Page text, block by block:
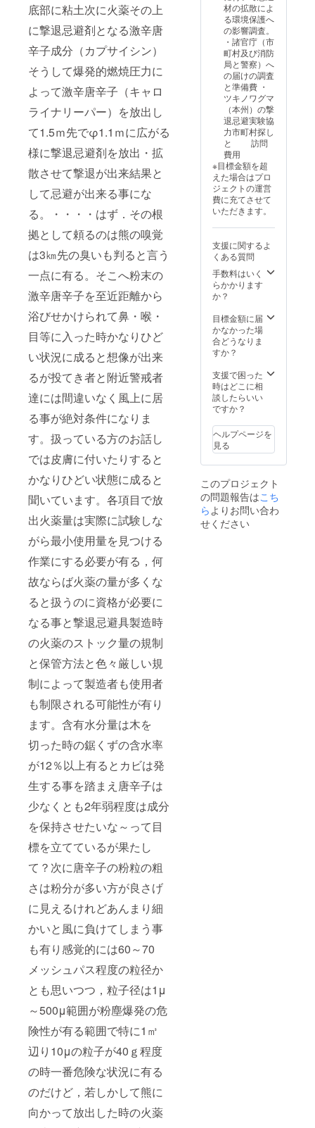
底部に粘土次に火薬その上
に撃退忌避剤となる激辛唐
辛子成分（カプサイシン）
そうして爆発的燃焼圧力に
よって激辛唐辛子（キャロ
ライナリーパー）を放出し
て1.5ｍ先でφ1.1ｍに広がる
様に撃退忌避剤を放出・拡
散させて撃退が出来結果と
して忌避が出来る事にな
る。・・・・はず．その根
拠として頼るのは熊の嗅覚
は3㎞先の臭いも判ると言う
一点に有る。そこへ粉末の
激辛唐辛子を至近距離から
浴びせかけられて鼻・喉・
目等に入った時かなりひど
い状況に成ると想像が出来
るが投てき者と附近警戒者
達には間違いなく風上に居
る事が絶対条件になりま
す。扱っている方のお話し
では皮膚に付いたりすると
かなりひどい状態に成ると
聞いています。各項目で放
出火薬量は実際に試験しな
がら最小使用量を見つける
作業にする必要が有る，何
故ならば火薬の量が多くな
ると扱うのに資格が必要に
なる事と撃退忌避具製造時
の火薬のストック量の規制
と保管方法と色々厳しい規
制によって製造者も使用者
も制限される可能性が有り
ます。含有水分量は木を
切った時の鋸くずの含水率
が12％以上有るとカビは発
生する事を踏まえ唐辛子は
少なくとも2年弱程度は成分
を保持させたいな～って目
標を立てているが果たし
て？次に唐辛子の粉粒の粗
さは粉分が多い方が良さげ
に見えるけれどあんまり細
かいと風に負けてしまう事
も有り感覚的には60～70
メッシュパス程度の粒径か
とも思いつつ，粒子径は1μ
～500μ範囲が粉塵爆発の危
険性が有る範囲で特に1㎥
辺り10μの粒子が40ｇ程度
の時一番危険な状況に有る
のだけど，若しかして熊に
向かって放出した時の火薬
同研究の
筋電義手
に付いて展
示
平成 20年10
月 発明協会
発行 11月号
に東京大学
との共同研
究品に付い
て
国際福祉
機器展招待
出店記事掲
令和 4年 4月
(財)北海道機
械工業会殿
より技術力
協力化エキ
スパート就
任を受諾
その他特記
事項 文部科
学省 へ研究
機関として
み
執筆と講演
2009.11 東
海大学札幌
キャンパス
材の拡散によ
る環境保護へ
の影響調査。
・諸官庁（市
町村及び消防
局と警察）へ
の届けの調査
と準備費 ・
ツキノワグマ
（本州）の撃
退忌避実験協
力市町村探し
と 訪問
費用
※目標金額を超
えた場合はプロ
ジェクトの運営
費に充てさせて
いただきます。
支援に関するよ
くある質問
手数料はいく
らかかります
か？
目標金額に届
かなかった場
合どうなりま
すか？
支援で困った
時はどこに相
談したらいい
ですか？
ヘルプページを
見る
このプロジェクト
の問題報告はこち
らよりお問い合わ
せください